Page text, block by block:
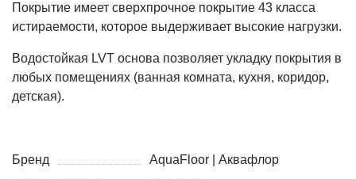
Покрытие имеет сверхпрочное покрытие 43 класса
истираемости, которое выдерживает высокие нагрузки.
Водостойкая LVT основа позволяет укладку покрытия в
любых помещениях (ванная комната, кухня, коридор,
детская).
Бренд
AquaFloor | Аквафлор